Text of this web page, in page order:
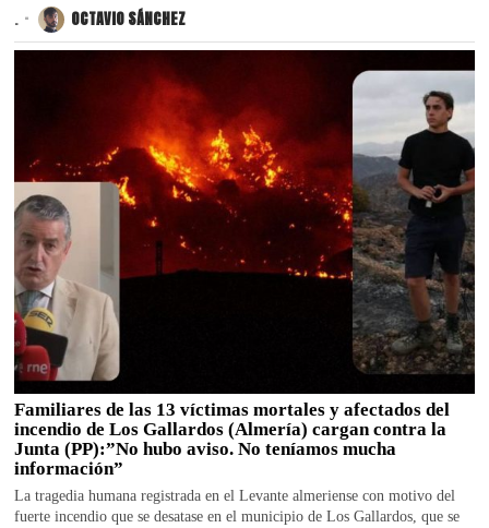
. OCTAVIO SÁNCHEZ
Familiares de las 13 víctimas mortales y afectados del
incendio de Los Gallardos (Almería) cargan contra la
Junta (PP):”No hubo aviso. No teníamos mucha
información”
La tragedia humana registrada en el Levante almeriense con motivo del
fuerte incendio que se desatase en el municipio de Los Gallardos, que se